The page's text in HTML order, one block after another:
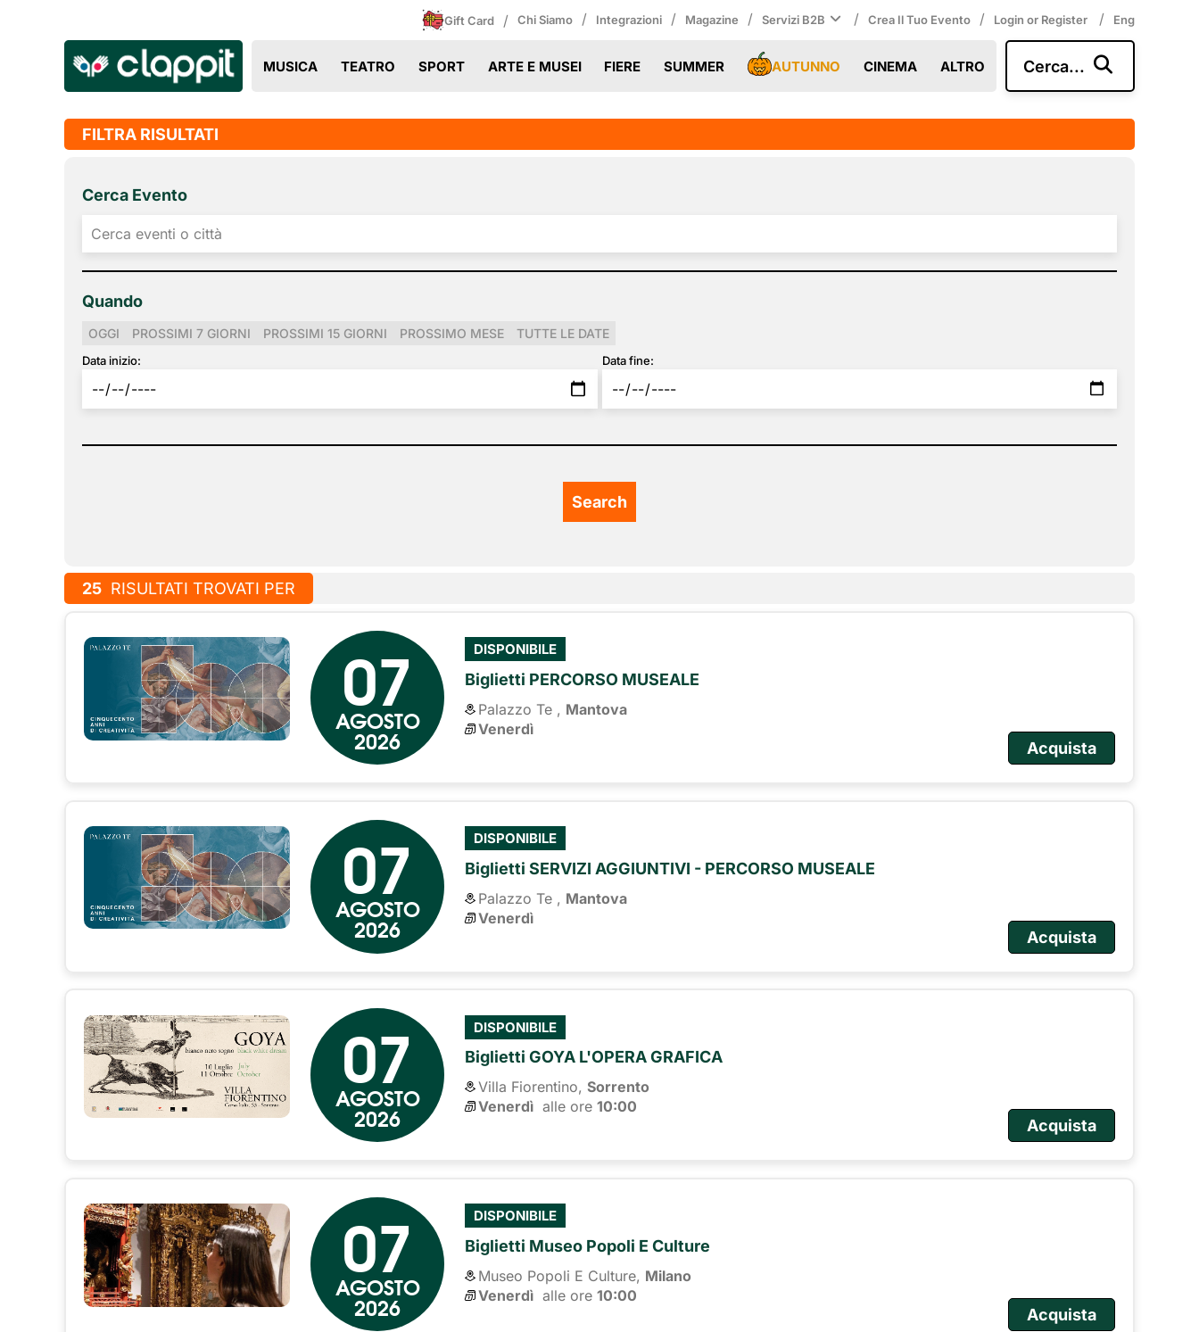
Gift Card / Chi Siamo / Integrazioni / Magazine / Servizi B2B / Crea Il Tuo Evento / Login or Register / Eng
MUSICA TEATRO SPORT ARTE E MUSEI FIERE SUMMER AUTUNNO CINEMA ALTRO Cerca...
FILTRA RISULTATI
Cerca Evento
Quando
OGGI PROSSIMI 7 GIORNI PROSSIMI 15 GIORNI PROSSIMO MESE TUTTE LE DATE
Data inizio: Data fine:
25 RISULTATI TROVATI PER
07
AGOSTO
2026
DISPONIBILE
Biglietti PERCORSO MUSEALE
Palazzo Te , Mantova
Venerdì
Acquista
07
AGOSTO
2026
DISPONIBILE
Biglietti SERVIZI AGGIUNTIVI - PERCORSO MUSEALE
Palazzo Te , Mantova
Venerdì
Acquista
07
AGOSTO
2026
DISPONIBILE
Biglietti GOYA L'OPERA GRAFICA
Villa Fiorentino, Sorrento
Venerdì alle ore 10:00
Acquista
07
AGOSTO
2026
DISPONIBILE
Biglietti Museo Popoli E Culture
Museo Popoli E Culture, Milano
Venerdì alle ore 10:00
Acquista